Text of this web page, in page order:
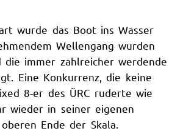
wurde das Boot ins Wasser
Wellengang wurden
immer zahlreicher werdende
Eine Konkurrenz, die keine
8-er des ÜRC ruderte wie
wieder in seiner eigenen
Ende der Skala.